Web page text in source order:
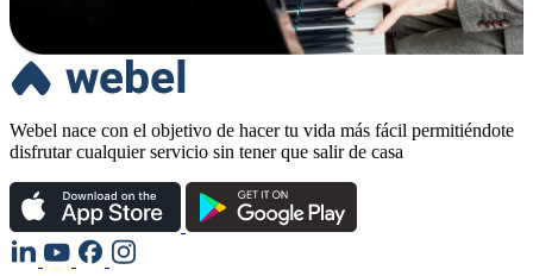
Webel nace con el objetivo de hacer tu vida más fácil permitiéndote
disfrutar cualquier servicio sin tener que salir de casa